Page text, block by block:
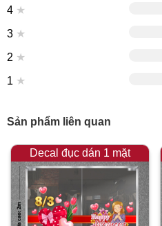
4 ★
3 ★
2 ★
1 ★
Sản phẩm liên quan
Decal đục dán 1 mặt